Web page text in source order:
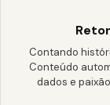
Contando
Conteúdo
dados e